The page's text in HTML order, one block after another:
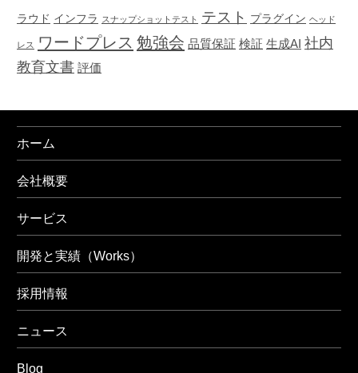
ラウド インフラ スナップショットテスト テスト プラグイン ヘッド
レス ワードプレス 勉強会 品質保証 検証 生成AI 社内
教育文書 評価
ホーム
会社概要
サービス
開発と実績（Works）
採用情報
ニュース
Blog